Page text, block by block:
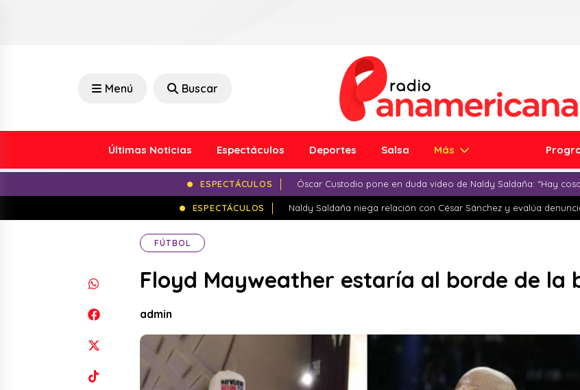
Menú Buscar
Últimas Noticias Espectáculos Deportes Salsa Más
ESPECTÁCULOS Óscar Custodio pone en duda video de Naldy Saldaña: “Hay
ESPECTÁCULOS Naldy Saldaña niega relación con César Sánchez y evalúa
FÚTBOL
Floyd Mayweather estaría al borde de la
admin